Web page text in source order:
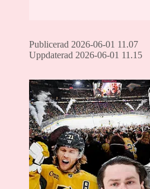
Publicerad 2026-06-01 11.07
Uppdaterad 2026-06-01 11.15